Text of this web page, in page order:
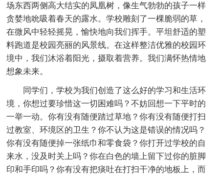
场东西两侧高大结实的凤凰树，像生气勃勃的孩子一样
贪婪地吮吸着春天的露水。学校雕刻了一棵脆弱的草，
在微风中轻轻摇晃，愉快地向我们挥手。平坦舒适的塑
料跑道是校园亮丽的风景线。在这样整洁优雅的校园环
境中，我们沐浴着阳光，摄取着营养。我们满怀热情地
想象未来。
同学们，学校为我们创造了这么好的学习和生活环
境，你想过要珍惜这一切困难吗？不妨回想一下平时的
一举一动。你有没有随便踏过草地？你有没有随便打扫
过教室、环境区的卫生？你不认为这是错误的情况吗？
你有没有随便掉一张纸巾和零食袋？你打开过学校的自
来水，没及时关上吗？你在白色的墙上留下过你的脏脚
印和手印吗？你有没有把痰吐在打扫干净的地板上，而